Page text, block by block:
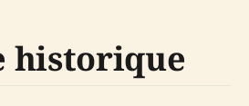
historique